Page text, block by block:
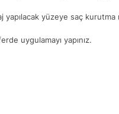
yüzeye saç kurutma
uygulamayı yapınız.